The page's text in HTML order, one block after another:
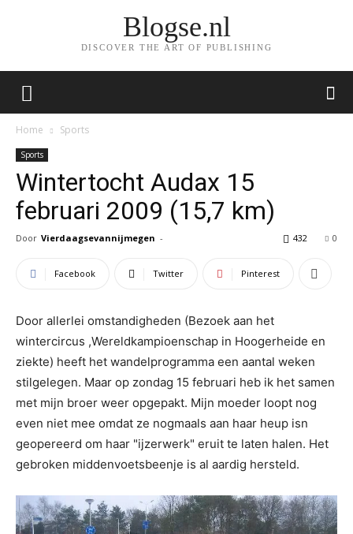
Blogse.nl
DISCOVER THE ART OF PUBLISHING
Home Sports
Sports
Wintertocht Audax 15
februari 2009 (15,7 km)
Door Vierdaagsevannijmegen - 0
432
Facebook Twitter Pinterest
Door allerlei omstandigheden (Bezoek aan het
wintercircus ,Wereldkampioenschap in Hoogerheide en
ziekte) heeft het wandelprogramma een aantal weken
stilgelegen. Maar op zondag 15 februari heb ik het samen
met mijn broer weer opgepakt. Mijn moeder loopt nog
even niet mee omdat ze nogmaals aan haar heup isn
geopereerd om haar "ijzerwerk" eruit te laten halen. Het
gebroken middenvoetsbeenje is al aardig hersteld.